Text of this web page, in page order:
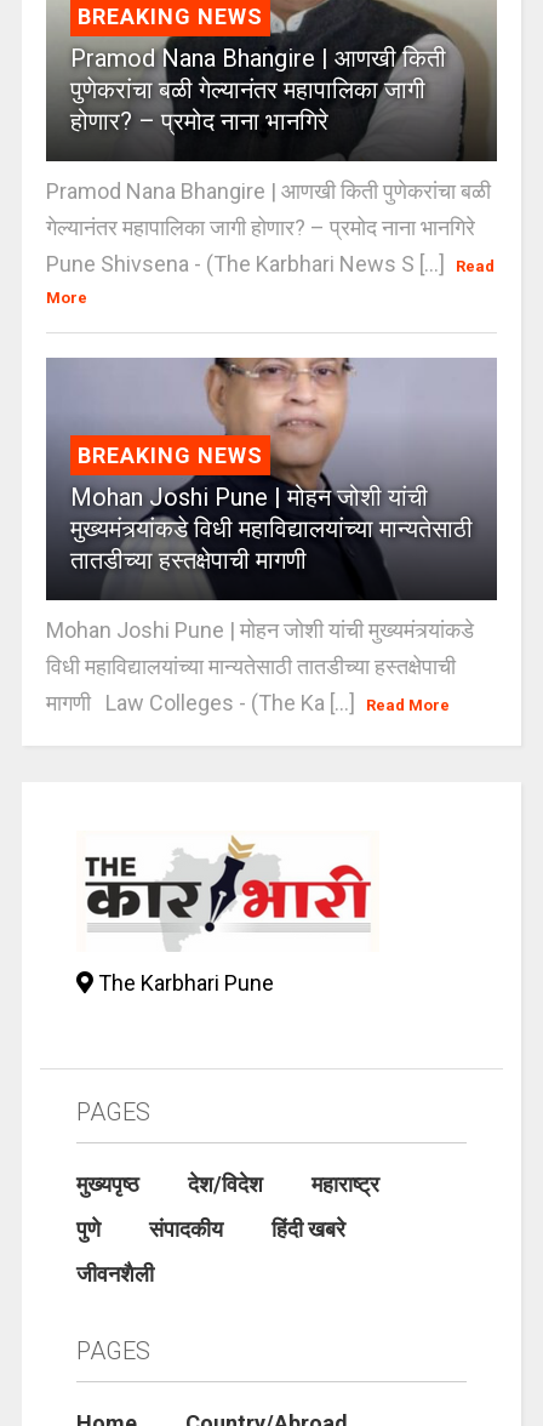
BREAKING NEWS
Pramod Nana Bhangire | आणखी किती
पुणेकरांचा बळी गेल्यानंतर महापालिका जागी
होणार? – प्रमोद नाना भानगिरे
Pramod Nana Bhangire | आणखी किती पुणेकरांचा बळी
गेल्यानंतर महापालिका जागी होणार? – प्रमोद नाना भानगिरे
Pune Shivsena - (The Karbhari News S [...]
Read
More
BREAKING NEWS
Mohan Joshi Pune | मोहन जोशी यांची
मुख्यमंत्र्यांकडे विधी महाविद्यालयांच्या मान्यतेसाठी
तातडीच्या हस्तक्षेपाची मागणी
Mohan Joshi Pune | मोहन जोशी यांची मुख्यमंत्र्यांकडे
विधी महाविद्यालयांच्या मान्यतेसाठी तातडीच्या हस्तक्षेपाची
मागणी Law Colleges - (The Ka [...]
Read More
The Karbhari Pune
PAGES
मुख्यपृष्ठ देश/विदेश
महाराष्ट्र
पुणे
संपादकीय
हिंदी खबरे
जीवनशैली
PAGES